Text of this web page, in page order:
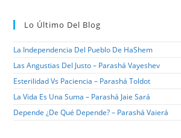
Lo Último Del Blog
La Independencia Del Pueblo De HaShem
Las Angustias Del Justo – Parashá Vayeshev
Esterilidad Vs Paciencia – Parashá Toldot
La Vida Es Una Suma – Parashá Jaie Sará
Depende ¿de Qué Depende? – Parashá Vaierá